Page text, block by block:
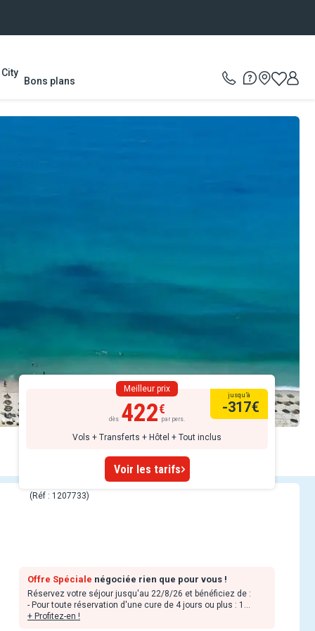
Bons plans
Meilleur prix
dès 422 par pers.
Vols + Transferts + Hôtel + Tout inclus
jusqu’à
-317€
Voir les tarifs
(Réf : 1207733)
Offre Spéciale négociée rien que pour vous !
Réservez votre séjour jusqu'au 22/8/26 et bénéficiez de :
- Pour toute réservation d'une cure de 4 jours ou plus : 1
accès au parcours bio-marin offert + 1 réflexologie plantaire
+ Profitez-en !